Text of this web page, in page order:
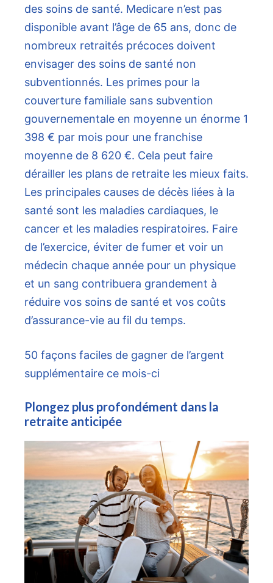
des soins de santé. Medicare n’est pas
disponible avant l’âge de 65 ans, donc de
nombreux retraités précoces doivent
envisager des soins de santé non
subventionnés. Les primes pour la
couverture familiale sans subvention
gouvernementale en moyenne un énorme 1
398 € par mois pour une franchise
moyenne de 8 620 €. Cela peut faire
dérailler les plans de retraite les mieux faits.
Les principales causes de décès liées à la
santé sont les maladies cardiaques, le
cancer et les maladies respiratoires. Faire
de l’exercice, éviter de fumer et voir un
médecin chaque année pour un physique
et un sang contribuera grandement à
réduire vos soins de santé et vos coûts
d’assurance-vie au fil du temps.
50 façons faciles de gagner de l’argent
supplémentaire ce mois-ci
Plongez plus profondément dans la
retraite anticipée